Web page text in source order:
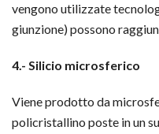
vengono utilizzate
giunzione) possono
4.- Silicio microsferico
Viene prodotto da
policristallino poste in un